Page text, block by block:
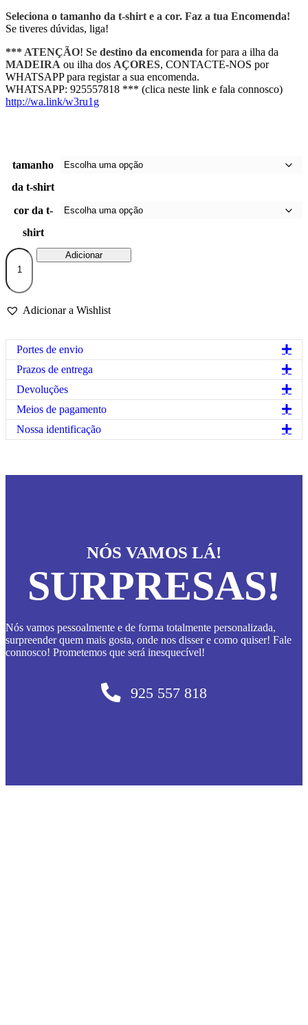
Seleciona o tamanho da t-shirt e a cor. Faz a tua Encomenda!
Se tiveres dúvidas, liga!
*** ATENÇÃO! Se destino da encomenda for para a ilha da
MADEIRA ou ilha dos AÇORES, CONTACTE-NOS por
WHATSAPP para registar a sua encomenda.
WHATSAPP: 925557818 *** (clica neste link e fala connosco)
http://wa.link/w3ru1g
tamanho
da t-shirt
cor da t-
shirt
Quantidade
T-
shirt
“Se
a
flertar
contigo,
coopera!”
(100%
algodão)
Disponível
em
preto
Adicionar
Adicionar a Wishlist
Portes de envio
Prazos de entrega
Devoluções
Meios de pagamento
Nossa identificação
NÓS VAMOS LÁ!
SURPRESAS!
Nós vamos pessoalmente e de forma totalmente personalizada,
surpreender quem mais gosta, onde nos disser e como quiser! Fale
connosco! Prometemos que será inesquecível!
925 557 818